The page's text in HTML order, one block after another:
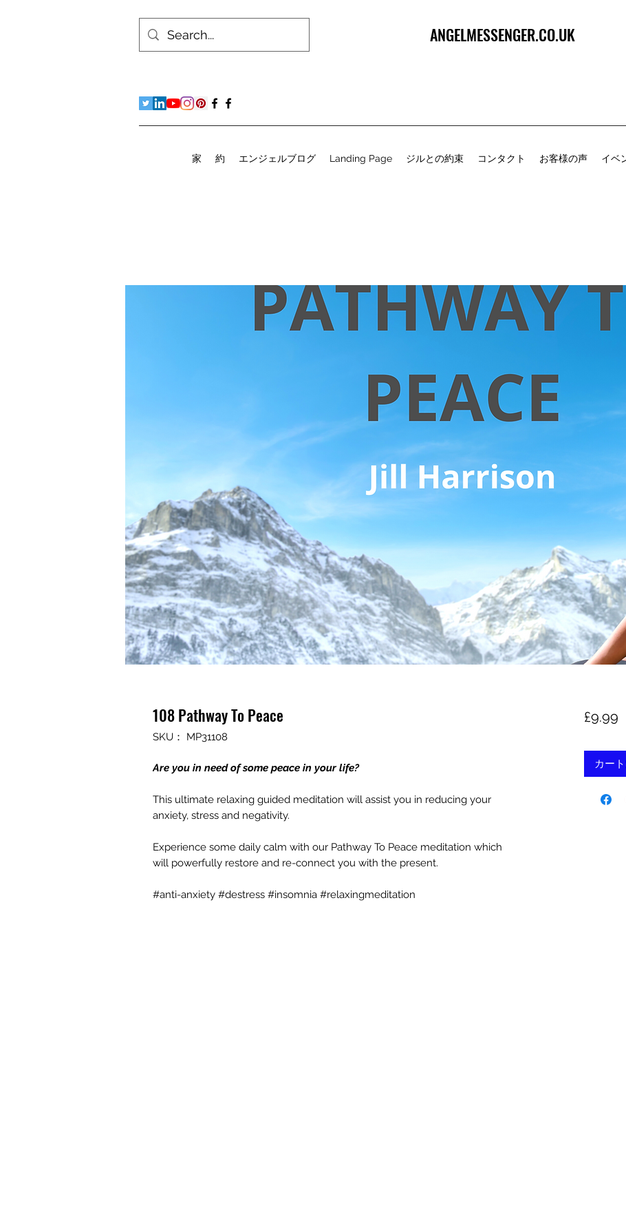
ANGELMESSENGER.CO.UK
家 約 エンジェルブログ Landing Page ジルとの約束 コンタクト お客様の声 イベ
108 Pathway To Peace
SKU： MP31108
Are you in need of some peace in your life?
This ultimate relaxing guided meditation will assist you in reducing your
anxiety, stress and negativity.
Experience some daily calm with our Pathway To Peace meditation which
will powerfully restore and re-connect you with the present.
#anti-anxiety #destress #insomnia #relaxingmeditation
£9.99価
カー